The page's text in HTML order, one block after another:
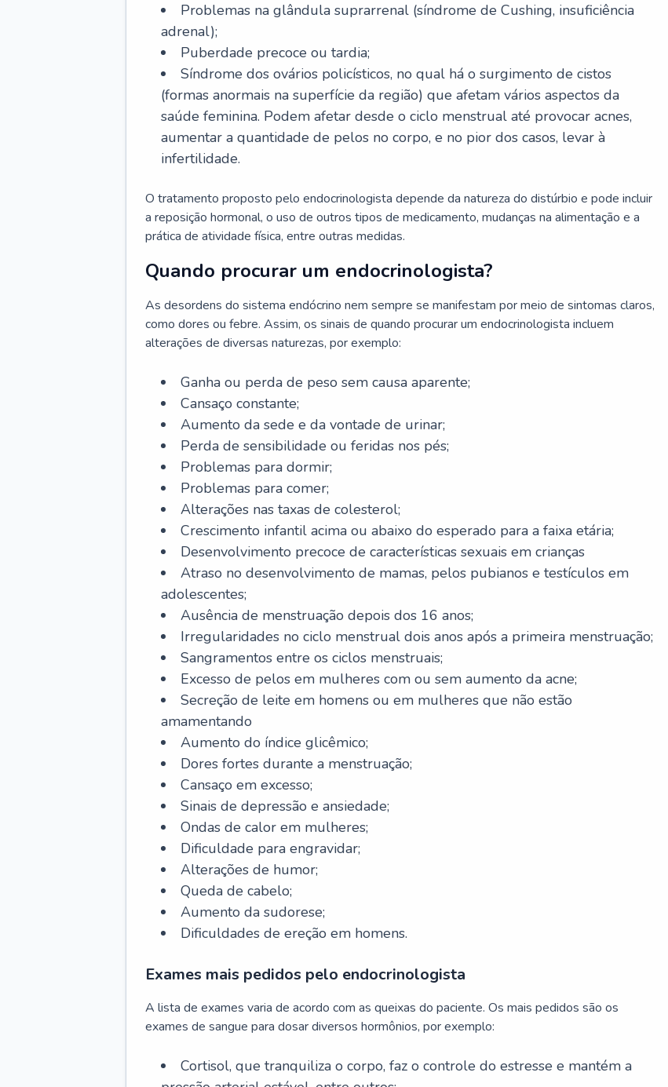
Problemas na glândula suprarrenal (síndrome de Cushing, insuficiência
adrenal);
Puberdade precoce ou tardia;
Síndrome dos ovários policísticos, no qual há o surgimento de cistos
(formas anormais na superfície da região) que afetam vários aspectos da
saúde feminina. Podem afetar desde o ciclo menstrual até provocar acnes,
aumentar a quantidade de pelos no corpo, e no pior dos casos, levar à
infertilidade.
O tratamento proposto pelo endocrinologista depende da natureza do distúrbio e pode incluir
a reposição hormonal, o uso de outros tipos de medicamento, mudanças na alimentação e a
prática de atividade física, entre outras medidas.
Quando procurar um endocrinologista?
As desordens do sistema endócrino nem sempre se manifestam por meio de sintomas claros,
como dores ou febre. Assim, os sinais de quando procurar um endocrinologista incluem
alterações de diversas naturezas, por exemplo:
Ganha ou perda de peso sem causa aparente;
Cansaço constante;
Aumento da sede e da vontade de urinar;
Perda de sensibilidade ou feridas nos pés;
Problemas para dormir;
Problemas para comer;
Alterações nas taxas de colesterol;
Crescimento infantil acima ou abaixo do esperado para a faixa etária;
Desenvolvimento precoce de características sexuais em crianças
Atraso no desenvolvimento de mamas, pelos pubianos e testículos em
adolescentes;
Ausência de menstruação depois dos 16 anos;
Irregularidades no ciclo menstrual dois anos após a primeira menstruação;
Sangramentos entre os ciclos menstruais;
Excesso de pelos em mulheres com ou sem aumento da acne;
Secreção de leite em homens ou em mulheres que não estão
amamentando
Aumento do índice glicêmico;
Dores fortes durante a menstruação;
Cansaço em excesso;
Sinais de depressão e ansiedade;
Ondas de calor em mulheres;
Dificuldade para engravidar;
Alterações de humor;
Queda de cabelo;
Aumento da sudorese;
Dificuldades de ereção em homens.
Exames mais pedidos pelo endocrinologista
A lista de exames varia de acordo com as queixas do paciente. Os mais pedidos são os
exames de sangue para dosar diversos hormônios, por exemplo:
Cortisol, que tranquiliza o corpo, faz o controle do estresse e mantém a